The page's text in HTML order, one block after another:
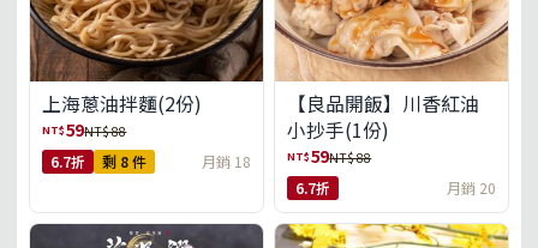
上海蔥油拌麵(2份)
NT$59NT$ 88
6.7折 剩 8 件 月銷 18
【良品開飯】川香紅油
小抄手(1份)
NT$59NT$ 88
6.7折 月銷 20